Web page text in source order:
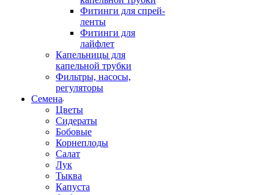
Фитинги для спрей-
ленты
Фитинги для
лайфлет
Капельницы для
капельной трубки
Фильтры, насосы,
регуляторы
Семена
Цветы
Сидераты
Бобовые
Корнеплоды
Салат
Лук
Тыква
Капуста